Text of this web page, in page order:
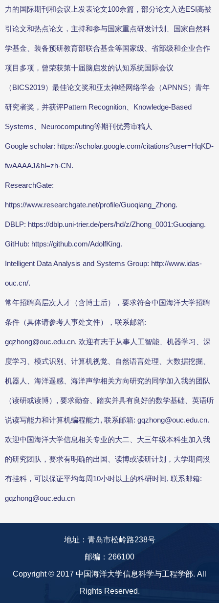
力的国际期刊和会议上发表论文100余篇，部分论文入选ESI高被
引论文和热点论文，主持和参与国家重点研发计划、国家自然科
学基金、装备预研教育部联合基金等国家级、省部级和企业合作
项目多项，曾荣获第十届脑启发的认知系统国际会议
（BICS2019）最佳论文奖和亚太神经网络学会（APNNS）青年
研究者奖，并获评Pattern Recognition、Knowledge-Based
Systems、Neurocomputing等期刊优秀审稿人
Google scholar: https://scholar.google.com/citations?user=HqKD-
fwAAAAJ&hl=zh-CN.
ResearchGate:
https://www.researchgate.net/profile/Guoqiang_Zhong.
DBLP: https://dblp.uni-trier.de/pers/hd/z/Zhong_0001:Guoqiang.
GitHub: https://github.com/AdolfKing.
Intelligent Data Analysis and Systems Group: http://www.idas-
ouc.cn/.
常年招聘高层次人才（含博士后），要求符合中国海洋大学招聘
条件（具体请参考人事处文件），联系邮箱:
gqzhong@ouc.edu.cn. 欢迎有志于从事人工智能、机器学习、深
度学习、模式识别、计算机视觉、自然语言处理、大数据挖掘、
机器人、海洋遥感、海洋声学相关方向研究的同学加入我的团队
（读研或读博）, 要求勤奋、踏实并具有良好的数学基础、英语听
说读写能力和计算机编程能力, 联系邮箱: gqzhong@ouc.edu.cn.
欢迎中国海洋大学信息相关专业的大二、大三年级本科生加入我
的研究团队，要求有明确的出国、读博或读研计划，大学期间没
有挂科，可以保证平均每周10小时以上的科研时间, 联系邮箱:
gqzhong@ouc.edu.cn
地址：青岛市松岭路238号
邮编：266100
Copyright © 2017 中国海洋大学信息科学与工程学部. All
Rights Reserved.